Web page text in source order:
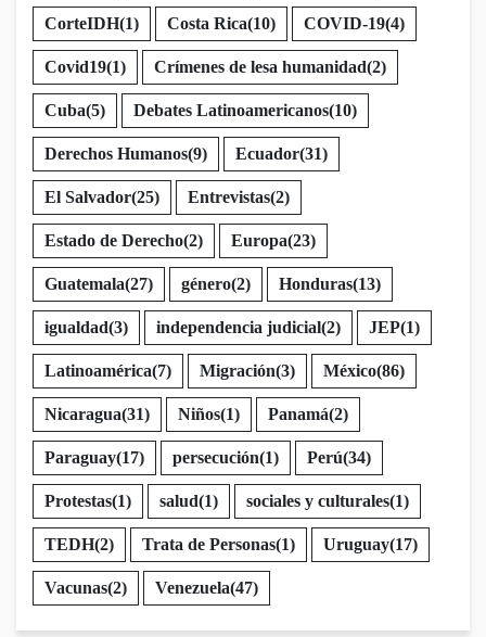
CorteIDH(1) Costa Rica(10) COVID-19(4)
Covid19(1) Crímenes de lesa humanidad(2)
Cuba(5) Debates Latinoamericanos(10)
Derechos Humanos(9) Ecuador(31)
El Salvador(25) Entrevistas(2)
Estado de Derecho(2) Europa(23)
Guatemala(27) género(2) Honduras(13)
igualdad(3) independencia judicial(2) JEP(1)
Latinoamérica(7) Migración(3) México(86)
Nicaragua(31) Niños(1) Panamá(2)
Paraguay(17) persecución(1) Perú(34)
Protestas(1) salud(1) sociales y culturales(1)
TEDH(2) Trata de Personas(1) Uruguay(17)
Vacunas(2) Venezuela(47)